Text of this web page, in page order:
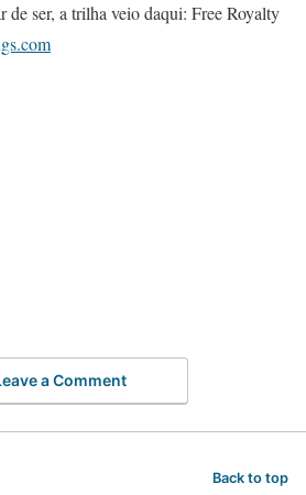
de ser, a trilha veio daqui: Free Royalty
a Comment
Back to top